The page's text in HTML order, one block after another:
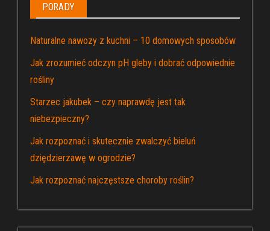
PORADY
Naturalne nawozy z kuchni – 10 domowych sposobów
Jak zrozumieć odczyn pH gleby i dobrać odpowiednie
rośliny
Starzec jakubek – czy naprawdę jest tak
niebezpieczny?
Jak rozpoznać i skutecznie zwalczyć bieluń
dziędzierzawę w ogrodzie?
Jak rozpoznać najczęstsze choroby roślin?